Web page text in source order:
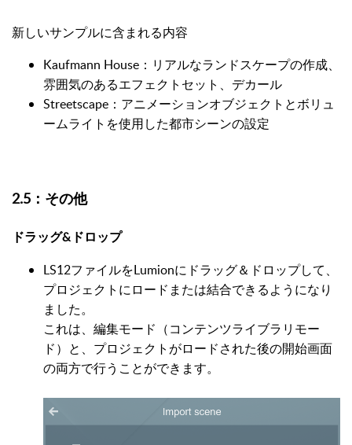
新しいサンプルに含まれる内容
Kaufmann House：リアルなランドスケープの作成、
雰囲気のあるエフェクトセット、デカール
Streetscape：アニメーションオブジェクトとボリュ
ームライトを使用した都市シーンの設定
2.5：その他
ドラッグ&ドロップ
LS12ファイルをLumionにドラッグ＆ドロップして、
プロジェクトにロードまたは結合できるようになり
ました。
これは、編集モード（コンテンツライブラリモー
ド）と、プロジェクトがロードされた後の開始画面
の両方で行うことができます。